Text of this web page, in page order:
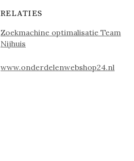
RELATIES
Zoekmachine optimalisatie Team
Nijhuis
www.onderdelenwebshop24.nl